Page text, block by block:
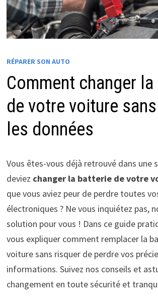
RÉPARER SON AUTO
Comment changer
de votre voiture
les données
Vous êtes-vous déjà retrouvé dans une
deviez changer la batterie de votre
que vous aviez peur de perdre toutes
électroniques ? Ne vous inquiétez pas,
solution pour vous ! Dans ce guide
vous expliquer comment remplacer la
voiture sans risquer de perdre vos
informations. Suivez nos conseils et
changement en toute sécurité et